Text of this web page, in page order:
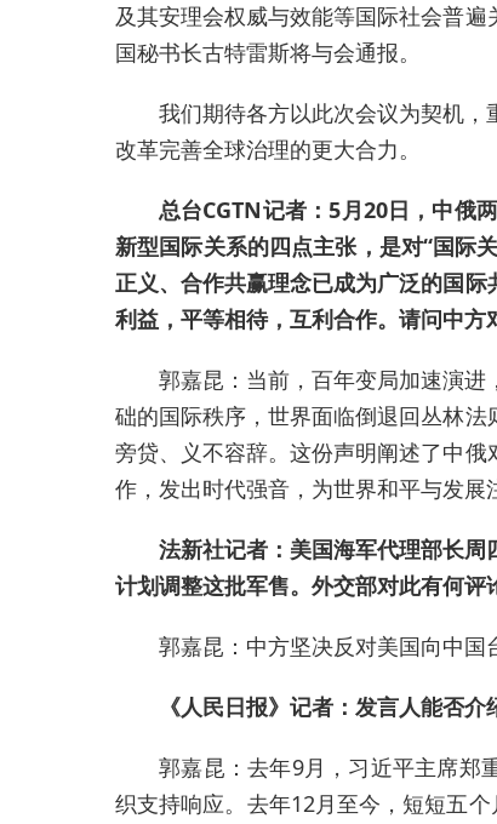
及其安理会权威与效能等国际社会普
国秘书长古特雷斯将与会通报。
我们期待各方以此次会议为契机
改革完善全球治理的更大合力。
总台CGTN记者：5月20日，中俄
新型国际关系的四点主张，是对“国际
正义、合作共赢理念已成为广泛的国
利益，平等相待，互利合作。请问中方
郭嘉昆：当前，百年变局加速演
础的国际秩序，世界面临倒退回丛林
旁贷、义不容辞。这份声明阐述了中
作，发出时代强音，为世界和平与发展
法新社记者：美国海军代理部长
计划调整这批军售。外交部对此有何评
郭嘉昆：中方坚决反对美国向中国
《人民日报》记者：发言人能否
郭嘉昆：去年9月，习近平主席郑
织支持响应。去年12月至今，短短五